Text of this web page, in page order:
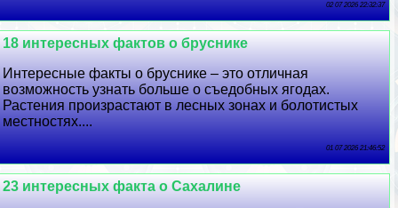
02 07 2026 22:32:37
18 интересных фактов о бруснике
Интересные факты о бруснике – это отличная
возможность узнать больше о съедобных ягодах.
Растения произрастают в лесных зонах и болотистых
местностях....
01 07 2026 21:46:52
23 интересных факта о Сахалине